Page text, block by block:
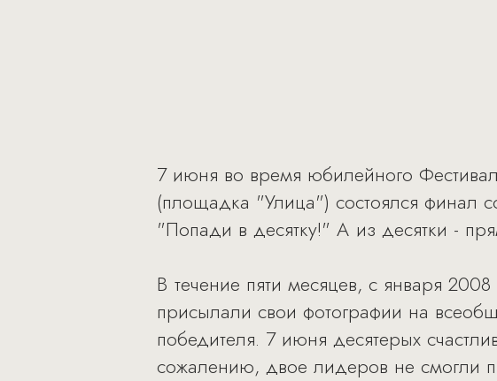
7 июня во время юбилейного
(площадка "Улица") состоялся финал
"Попади в десятку!" А из десятки -
В течение пяти месяцев, с января
присылали свои фотографии на
победителя. 7 июня десятерых
сожалению, двое лидеров не смогли